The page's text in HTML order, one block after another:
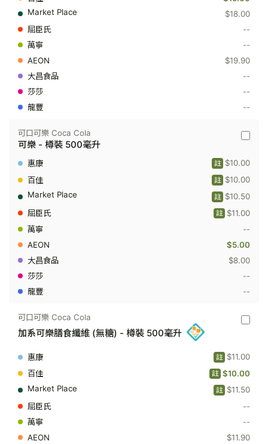
-
裝
升
$18.00
--
--
$19.90
--
--
--
可
可
樂
Coca
-
樂
裝
毫
可口可樂 Coca Cola
可樂 - 樽裝 500毫升
$10.00
註
$10.00
註
$10.50
註
$11.00
註
--
$5.00
$8.00
--
--
可
樂
Coca
Cola
加
可
食
可口可樂 Coca Cola
加系可樂膳食纖維 (無糖) - 樽裝 500毫升
$11.00
註
$10.00
註
$11.50
註
--
--
$11.90